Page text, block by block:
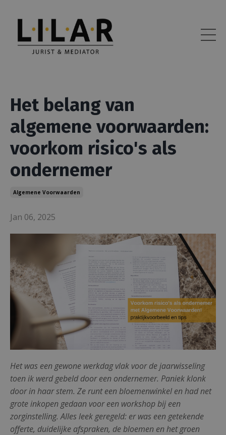
Het belang van
algemene voorwaarden:
voorkom risico's als
ondernemer
Algemene Voorwaarden
Jan 06, 2025
Het was een gewone werkdag vlak voor de jaarwisseling
toen ik werd gebeld door een ondernemer. Paniek klonk
door in haar stem. Ze runt een bloemenwinkel en had net
grote inkopen gedaan voor een workshop bij een
zorginstelling. Alles leek geregeld: er was een getekende
offerte, duidelijke afspraken, de bloemen en het groen